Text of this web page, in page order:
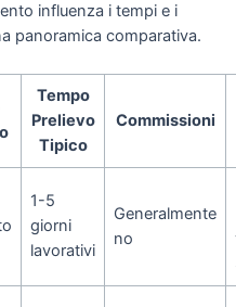
influenza i tempi e i
panoramica comparativa.
Tempo
Prelievo
Tipico
Commissioni
1-5
giorni
lavorativi
Generalmente
no